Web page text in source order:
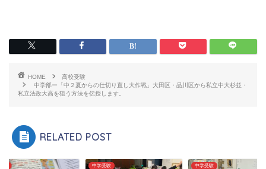
HOME
高校受験
中学部ー「中２夏からの仕切り直し大作戦」大田区・品川区から私立中大杉並・
私立法政大高を狙う方法を伝授します。
RELATED POST
中学受験 中学受験